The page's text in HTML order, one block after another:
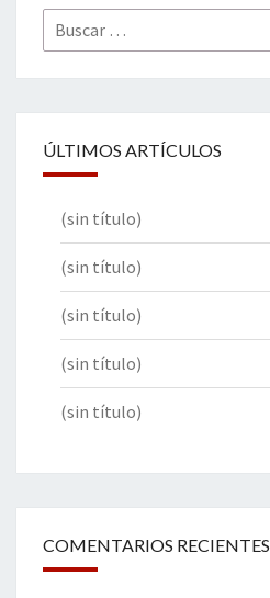
Buscar
por:
ÚLTIMOS ARTÍCULOS
(sin título)
(sin título)
(sin título)
(sin título)
(sin título)
COMENTARIOS RECIENTES